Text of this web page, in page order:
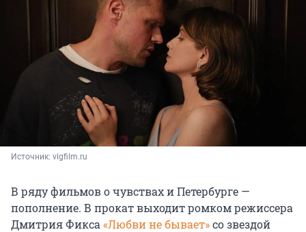
Источник: vlgfilm.ru
В ряду фильмов о чувствах и Петербурге —
пополнение. В прокат выходит ромком режиссера
Дмитрия Фикса «Любви не бывает»со звездой